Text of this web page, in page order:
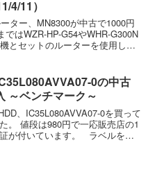
4/11）
ター、MN8300が中古で1000円
はWZR-HP-G54やWHR-G300N
とセットのルーターを使用して
0の中古
～ベンチマーク～
、IC35L080AVVA07-0を買って
。 値段は980円で一応販売店の1
が付いています。 ラベルを見